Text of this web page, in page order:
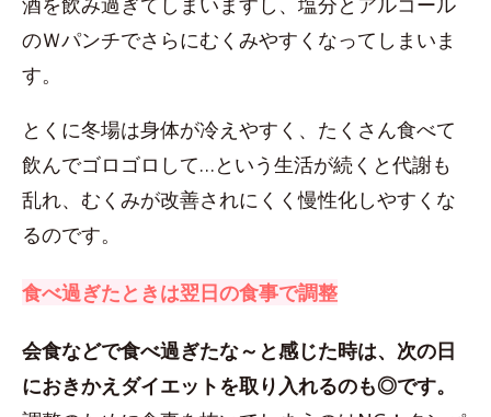
のＷパンチでさらにむくみやすくなってしまいま
す。
とくに冬場は身体が冷えやすく、たくさん食べて
飲んでゴロゴロして…という生活が続くと代謝も
乱れ、むくみが改善されにくく慢性化しやすくな
るのです。
食べ過ぎたときは翌日の食事で調整
会食などで食べ過ぎたな～と感じた時は、次の日
におきかえダイエットを取り入れるのも◎です。